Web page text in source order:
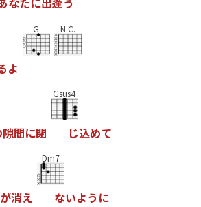
よ
G N.C.
隙間に閉
Gsus4
じ込めて
が消え
Dm7
ないよう に